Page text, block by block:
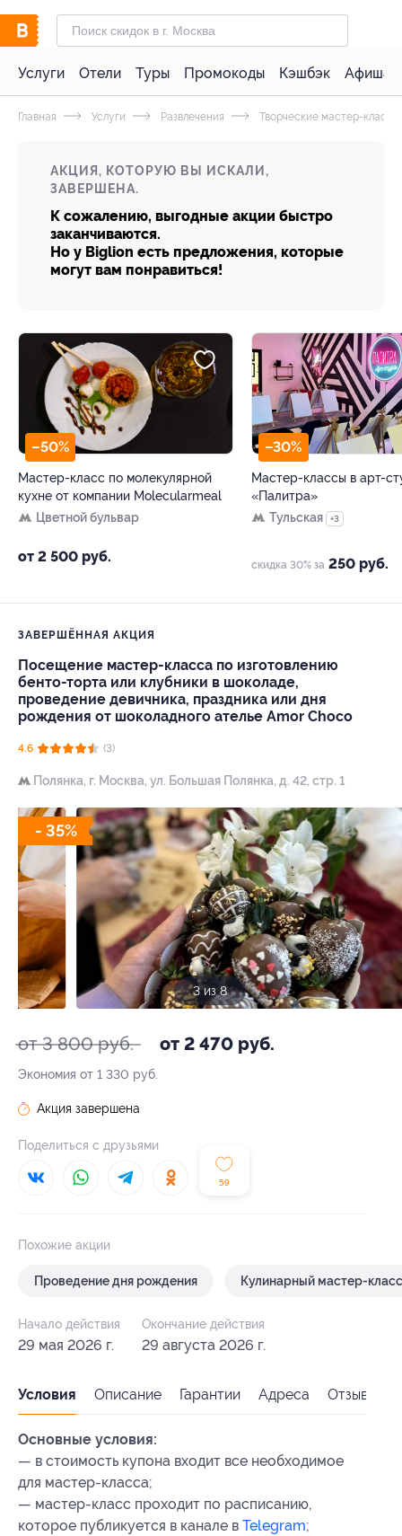
Услуги Отели Туры Промокоды Кэшбэк Афиша
Главная Услуги Развлечения Творческие мастер-классы
АКЦИЯ, КОТОРУЮ ВЫ ИСКАЛИ,
ЗАВЕРШЕНА.
К сожалению, выгодные акции быстро
заканчиваются.
Но у Biglion есть предложения, которые
могут вам понравиться!
–50%
Мастер-класс по молекулярной
кухне от компании Molecularmeal
Цветной бульвар
от 2 500 руб.
–30%
Мастер-классы в арт-
«Палитра»
Тульская
+3
скидка 30% за 250 руб.
ЗАВЕРШЁННАЯ АКЦИЯ
Посещение мастер-класса по изготовлению
бенто-торта или клубники в шоколаде,
проведение девичника, праздника или дня
рождения от шоколадного ателье Amor Choco
4.6 (3)
Полянка, г. Москва, ул. Большая Полянка, д. 42, стр. 1
- 35%
3 из 8
от 3 800 руб. от 2 470 руб.
Экономия от 1 330 руб.
59
Акция завершена
Поделиться с друзьями
Похожие акции
Проведение дня рождения Кулинарный мастер-класс
Начало действия
29 мая 2026 г.
Окончание действия
29 августа 2026 г.
Условия Описание Гарантии Адреса Отзывы
Основные условия:
— в стоимость купона входит все необходимое
для мастер-класса;
— мастер-класс проходит по расписанию,
которое публикуется в канале в Telegram;